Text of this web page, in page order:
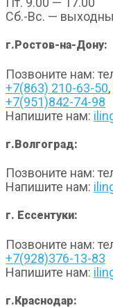
Сб.-Вс. —
г.Ростов-на-Дону:
Позвоните нам:
+7(863) 210-63-50,
+7(951)842-74-98
Напишите нам:
г.Волгоград:
Позвоните нам:
Напишите нам:
г. Ессентуки:
Позвоните нам:
+7(928)376-13-83
Напишите нам:
г.Краснодар: